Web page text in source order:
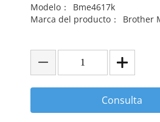
Modelo：
Bme4617k
Marca del producto：
Brother
Consulta